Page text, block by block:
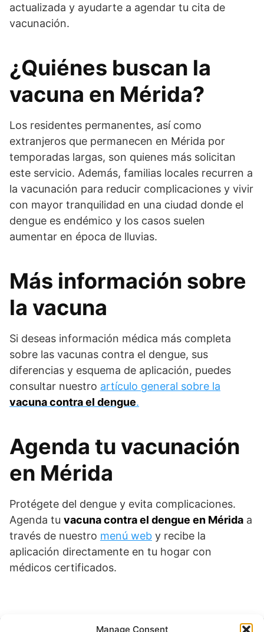
Manage Consent
actualizada y ayudarte a agendar tu cita de
vacunación.
¿Quiénes buscan la
vacuna en Mérida?
Los residentes permanentes, así como
extranjeros que permanecen en Mérida por
temporadas largas, son quienes más solicitan
este servicio. Además, familias locales recurren a
la vacunación para reducir complicaciones y vivir
con mayor tranquilidad en una ciudad donde el
dengue es endémico y los casos suelen
aumentar en época de lluvias.
Más información sobre
la vacuna
Si deseas información médica más completa
sobre las vacunas contra el dengue, sus
diferencias y esquema de aplicación, puedes
consultar nuestro artículo general sobre la
vacuna contra el dengue.
Agenda tu vacunación
en Mérida
Protégete del dengue y evita complicaciones.
Agenda tu vacuna contra el dengue en Mérida a
través de nuestro menú web y recibe la
aplicación directamente en tu hogar con
médicos certificados.